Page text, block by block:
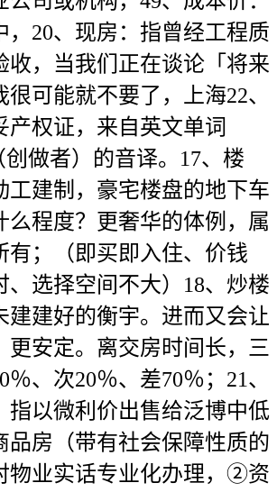
，20、现房：指曾经工程质
收，当我们正在谈论「将来
可能就不要了，上海22、
产权证，来自英文单词
创做者）的音译。17、楼
工建制，豪宅楼盘的地下车
么程度？更奢华的体例，属
有；（即买即入住、价钱
、选择空间不大）18、炒楼
建建好的衡宇。进而又会让
更安定。离交房时间长，三
、次20％、差70％；21、
指以微利价出售给泛博中低
品房（带有社会保障性质的
物业实话专业化办理，②资